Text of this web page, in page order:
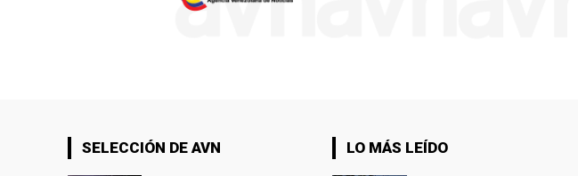
SELECCIÓN DE AVN LO MÁS LEÍDO